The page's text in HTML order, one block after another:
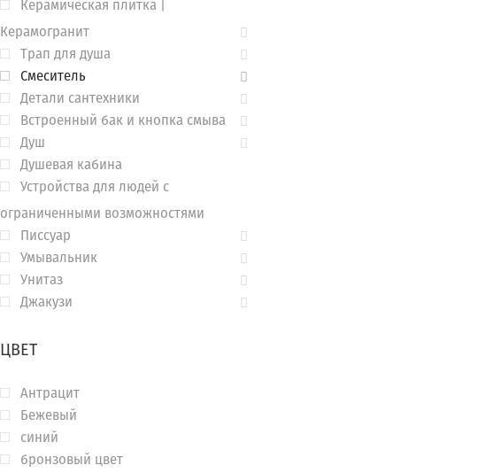
Керамическая плитка |
Керамогранит
Трап для душа
Смеситель
Детали сантехники
Встроенный бак и кнопка смыва
Душ
Душевая кабина
Устройства для людей с
ограниченными возможностями
Писсуар
Умывальник
Унитаз
Джакузи
ЦВЕТ
Антрацит
Бежевый
синий
бронзовый цвет